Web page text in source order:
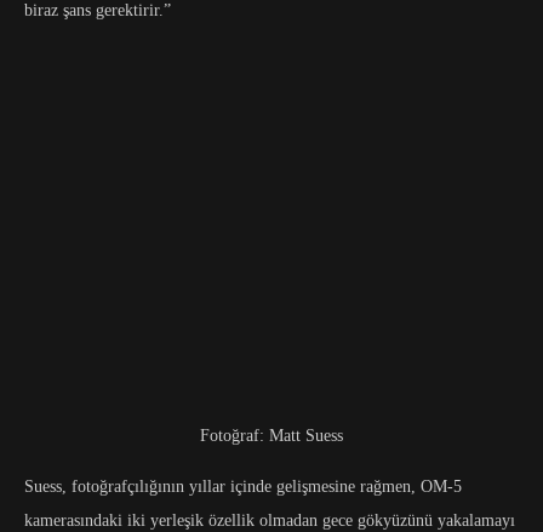
biraz şans gerektirir.”
Fotoğraf: Matt Suess
Suess, fotoğrafçılığının yıllar içinde gelişmesine rağmen, OM-5
kamerasındaki iki yerleşik özellik olmadan gece gökyüzünü yakalamayı